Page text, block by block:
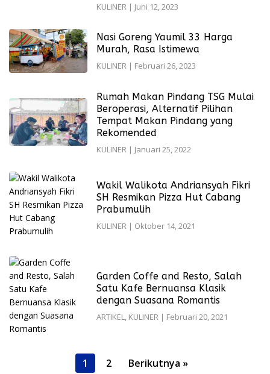
KULINER| Juni 12, 2023
Nasi Goreng Yaumil 33 Harga
Murah, Rasa Istimewa
KULINER| Februari 26, 2023
Rumah Makan Pindang TSG Mulai
Beroperasi, Alternatif Pilihan
Tempat Makan Pindang yang
Rekomended
KULINER| Januari 25, 2022
Wakil Walikota Andriansyah Fikri
SH Resmikan Pizza Hut Cabang
Prabumulih
KULINER| Oktober 14, 2021
Garden Coffe and Resto, Salah
Satu Kafe Bernuansa Klasik
dengan Suasana Romantis
ARTIKEL, KULINER| Februari 20, 2021
1 2 Berikutnya »